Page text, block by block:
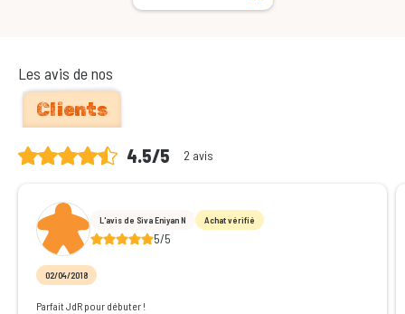
Les avis de nos
Clients
4.5/5 2 avis
L'avis de Siva Eniyan N Achat vérifié
5/5
02/04/2018
Parfait JdR pour débuter !